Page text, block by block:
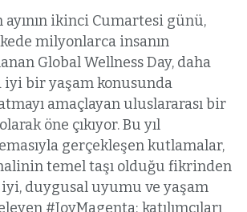
ayının ikinci Cumartesi günü,
milyonlarca insanın
Global Wellness Day, daha
iyi bir yaşam konusunda
amaçlayan uluslararası bir
öne çıkıyor. Bu yıl
gerçekleşen kutlamalar,
temel taşı olduğu fikrinden
duygusal uyumu ve yaşam
#JoyMagenta; katılımcıları